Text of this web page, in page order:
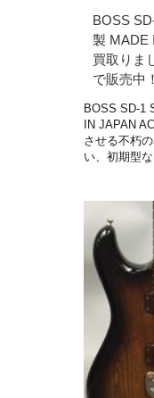
BOSS
製 MADE
買取りま
で販売中！
BOSS SD-1
IN JAPAN
させる不朽
い、初期型